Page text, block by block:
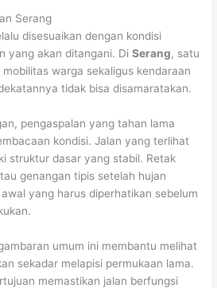
Serang
disesuaikan dengan kondisi
yang akan ditangani. DiSerang, satu
warga sekaligus kendaraan
tidak bisa disamaratakan.
pengaspalan yang tahan lama
kondisi. Jalan yang terlihat
struktur dasar yang stabil. Retak
genangan tipis setelah hujan
yang harus diperhatikan sebelum
umum ini membantu melihat
sekadar melapisi permukaan lama.
memastikan jalan berfungsi